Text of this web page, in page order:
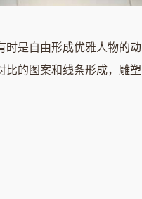
时是自由形成优雅人物的动
比的图案和线条形成，雕塑